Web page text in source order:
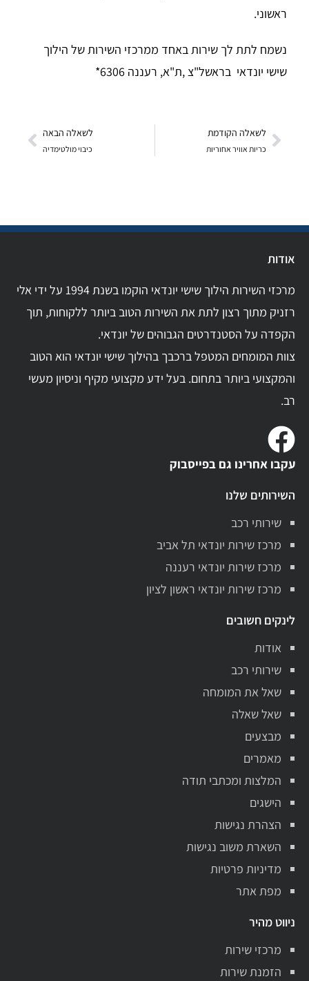
ראשוני.
נשמח לתת לך שירות באחד ממרכזי השירות של הילוך
שישי יונדאי בראשל"צ ,ת"א, רעננה 6306*
לשאלה הקודמת
כריות אוויר אחוריות
לשאלה הבאה
כיבוי מולטימדיה
אודות
מרכזי השירות הילוך שישי יונדאי הוקמו בשנת 1994 על ידי אלי
רזניק מתוך רצון לתת את השירות הטוב ביותר ללקוחות, תוך
הקפדה על הסטנדרטים הגבוהים של יונדאי.
צוות המומחים המטפל ברכבך בהילוך שישי יונדאי הוא הטוב
והמקצועי ביותר בתחום. בעל ידע מקצועי מקיף וניסיון מעשי
רב.
עקבו אחרינו גם בפייסבוק
השירותים שלנו
שירותי רכב
מרכז שירות יונדאי תל אביב
מרכז שירות יונדאי רעננה
מרכז שירות יונדאי ראשון לציון
לינקים חשובים
אודות
שירותי רכב
שאל את המומחה
שאל שאלה
מבצעים
מאמרים
המלצות ומכתבי תודה
הישגים
הצהרת נגישות
השארת משוב נגישות
מדיניות פרטיות
מפת אתר
ניווט מהיר
מרכזי שירות
הזמנת שירות